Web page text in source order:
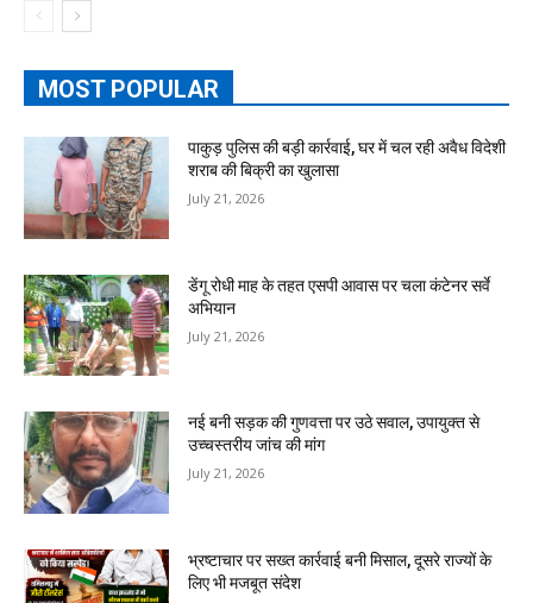
MOST POPULAR
पाकुड़ पुलिस की बड़ी कार्रवाई, घर में चल रही अवैध विदेशी
शराब की बिक्री का खुलासा
July 21, 2026
डेंगू रोधी माह के तहत एसपी आवास पर चला कंटेनर सर्वे
अभियान
July 21, 2026
नई बनी सड़क की गुणवत्ता पर उठे सवाल, उपायुक्त से
उच्चस्तरीय जांच की मांग
July 21, 2026
भ्रष्टाचार पर सख्त कार्रवाई बनी मिसाल, दूसरे राज्यों के
लिए भी मजबूत संदेश